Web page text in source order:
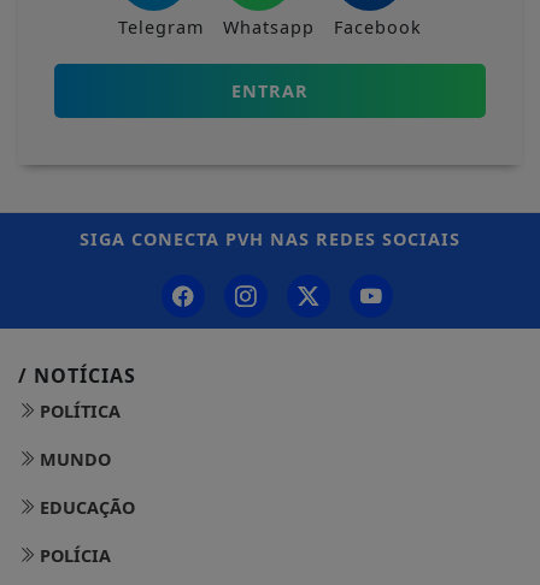
Telegram Whatsapp Facebook
ENTRAR
SIGA CONECTA PVH NAS REDES SOCIAIS
/ NOTÍCIAS
POLÍTICA
MUNDO
EDUCAÇÃO
POLÍCIA